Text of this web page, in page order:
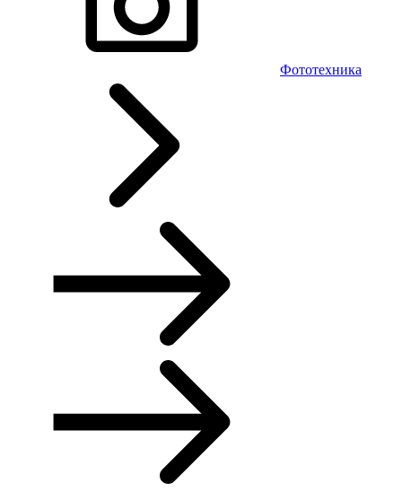
Фототехника